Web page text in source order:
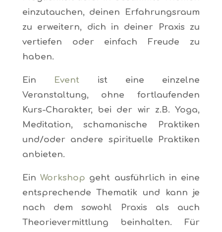
einzutauchen, deinen Erfahrungsraum
zu erweitern, dich in deiner Praxis zu
vertiefen oder einfach Freude zu
haben.
Ein Event ist eine einzelne
Veranstaltung, ohne fortlaufenden
Kurs-Charakter, bei der wir z.B. Yoga,
Meditation, schamanische Praktiken
und/oder andere spirituelle Praktiken
anbieten.
EinWorkshop geht ausführlich in eine
entsprechende Thematik und kann je
nach dem sowohl Praxis als auch
Theorievermittlung beinhalten. Für